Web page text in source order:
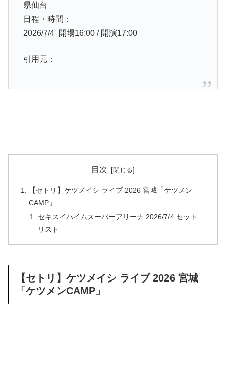
県仙台
日程・時間：
2026/7/4 開場16:00 / 開演17:00
引用元：
目次
【セトリ】ケツメイシ ライブ 2026 宮城「ケツメン
CAMP」
セキスイハイムスーパーアリーナ 2026/7/4 セット
リスト
【セトリ】ケツメイシ ライブ 2026 宮城
「ケツメンCAMP」